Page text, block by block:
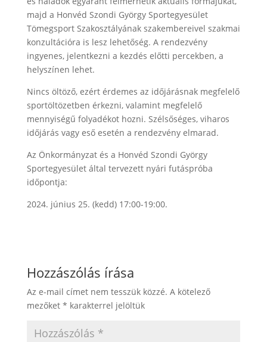
majd a Honvéd Szondi György Sportegyesület
Tömegsport Szakosztályának szakembereivel szakmai
konzultációra is lesz lehetőség. A rendezvény
ingyenes, jelentkezni a kezdés előtti percekben, a
helyszínen lehet.
Nincs öltöző, ezért érdemes az időjárásnak megfelelő
sportöltözetben érkezni, valamint megfelelő
mennyiségű folyadékot hozni. Szélsőséges, viharos
időjárás vagy eső esetén a rendezvény elmarad.
Az Önkormányzat és a Honvéd Szondi György
Sportegyesület által tervezett nyári futáspróba
időpontja:
2024. június 25. (kedd) 17:00-19:00.
Hozzászólás írása
Az e-mail címet nem tesszük közzé. A kötelező
mezőket * karakterrel jelöltük